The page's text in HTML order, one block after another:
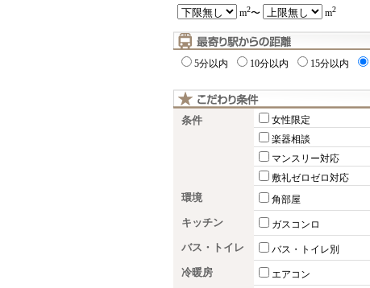
m2〜 m2
5分以内 10分以内 15分以内
条件 女性限定
楽器相談
マンスリー対応
敷礼ゼロゼロ対応
環境 角部屋
キッチン ガスコンロ
バス・トイレ バス・トイレ別
冷暖房 エアコン